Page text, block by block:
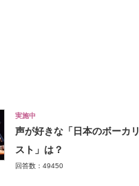
実施中
声が好きな「日本のボーカリ
スト」は？
回答数：49450